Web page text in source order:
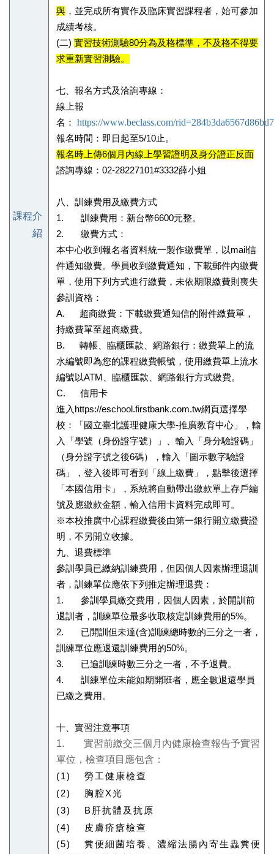
課程介
紹
與 ，並完成所有實作及臨床實習課程者，始可參加
成績考核。
(二) 實習技術測驗80分為及格標準，不及格不得要
求重新實習測驗。
七、報名方式及洽詢專線：
線上報
名：
https://www.beclass.com/
報名時間：即日起至5/10止。
報名時上傳6個月內線上學習證明及身分證正反面
諮詢專線：02-28227101#3332薛小姐
八、訓練費用及繳費方式
1. 訓練費用：新台幣6600元整。
2. 繳費方式：
本中心收到報名者資料統一製作繳費單，以mail信
件通知繳費。學員收到繳費通知，下載郵件內繳費
單，使用下列方式進行繳費，未依期限繳費則喪失
參訓資格：
A. 超商繳費：下載繳費通知信的附件繳費單，
持繳費單至超商繳費。
B. 轉帳、臨櫃匯款、網路銀行：繳費單上的流
水編號即為您的課程繳費帳號，使用繳費單上流水
編號以ATM、臨櫃匯款、網路銀行方式繳費。
C. 信用卡
進入https://eschool.firstbank.com.tw網頁選擇學
校：「國立臺北護理健康大學-推廣教育中心」，輸
入「學號（身份證字號）」、輸入「身分驗證碼」
（身分證字號之後6碼），輸入「圖示數字驗證
碼」，登入後即可看到「線上繳費」，點擊後選擇
「本國信用卡」，系統將自動帶出繳款單上存戶編
號及應繳款金額，輸入信用卡資料完成即可。
※本校推廣中心課程繳費後由第一銀行開立繳費證
明，不另開立收據。
九、退費標準
參訓學員已繳納訓練費用，但因個人因素辦理退訓
者，訓練單位應依下列推定辦理退費：
1. 參訓學員繳交費用，因個人因素，於開訓前
退訓者，訓練單位最多收取核定訓練費用的5%。
2. 已開訓但未達(含)訓練總時數的三分之一者，
訓練單位應退還訓練費用的50%。
3. 已逾訓練時數三分之一者，不予退費。
4. 訓練單位未能如期開班者，應全數退還學員
已繳之費用。
十、實習注意事項
1.
實習前繳交三個月內健康檢查報告予實習
單位，檢查項目應包含：
(1) 勞工健康檢查
(2) 胸腔X光
(3) B肝抗體及抗原
(4) 皮膚疥瘡檢查
(5) 糞便細菌培養、濃縮法腸內寄生蟲糞便